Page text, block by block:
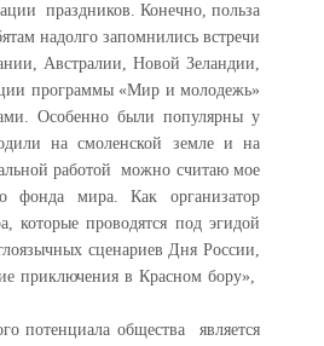
праздников. Конечно, польза
надолго запомнились встречи
Австралии, Новой Зеландии,
программы «Мир и молодежь»
Особенно были популярны у
на смоленской земле и на
работой можно считаю мое
фонда мира. Как организатор
проводятся под эгидой
сценариев Дня России,
приключения в Красном бору»,
потенциала общества является